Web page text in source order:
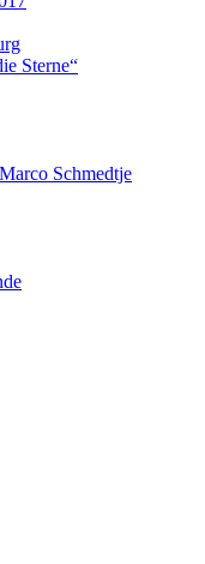
Sterne“
Schmedtje